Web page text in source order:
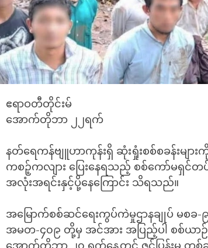
ဧရာဝတီတိုင်းမ်
‎အောက်တိုဘာ ၂၂ရက်
နတ်ရေကန်ဗျူဟာကုန်းရှိ ဆုံးရှုံးစစ်စခန်းမျာ
ကစဉ့်ကလျား ပြေးနေရသည့် စစ်ကော်မရှင်တ
အလုံးအရင်းနှင့်ပို့နေကြောင်း သိရသည်။
အမြောက်စစ်ဆင်ရေးကွပ်ကဲမှုဌာနချုပ် မစခ-
အမတ-၄၀၉ တို့မှ အင်အား အပြည့်ပါ စစ်ယာဉ်
အောက်တိုဘာ ၂၀ ရက်နေ့တွင် ဇင်ပြွန်းမှ တ